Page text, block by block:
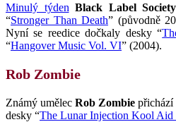
Minulý týden Black Label Society
“Stronger Than Death” (původně
Nyní se reedice dočkaly desky “
“Hangover Music Vol. VI” (2004).
Rob Zombie
Známý umělecRob Zombie přichází
desky “The Lunar Injection Kool Aid